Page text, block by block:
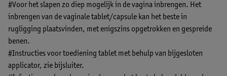
#Voor het slapen zo diep mogelijk in de vagina inbrengen. Het
inbrengen van de vaginale tablet/capsule kan het beste in
rugligging plaatsvinden, met enigszins opgetrokken en gespreide
benen.
#Instructies voor toediening tablet met behulp van bijgesloten
applicator, zie bijsluiter.